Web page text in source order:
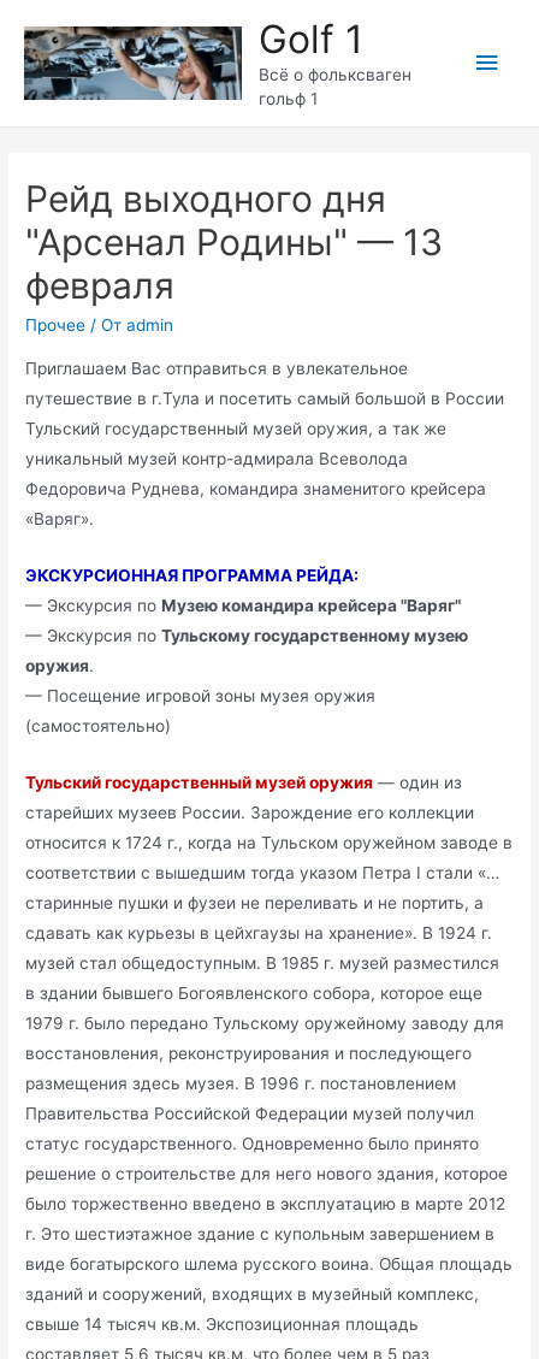
содержимому
Golf 1
Всё о фольксваген
гольф 1
Рейд выходного дня
"Арсенал Родины" — 13
февраля
Прочее / От admin
Приглашаем Вас отправиться в увлекательное
путешествие в г.Тула и посетить самый большой в России
Тульский государственный музей оружия, а так же
уникальный музей контр-адмирала Всеволода
Федоровича Руднева, командира знаменитого крейсера
«Варяг».
ЭКСКУРСИОННАЯ ПРОГРАММА РЕЙДА:
— Экскурсия поМузею командира крейсера "Варяг"
— Экскурсия поТульскому государственному музею
оружия.
— Посещение игровой зоны музея оружия
(самостоятельно)
Тульский государственный музей оружия — один из
старейших музеев России. Зарождение его коллекции
относится к 1724 г., когда на Тульском оружейном заводе в
соответствии с вышедшим тогда указом Петра I стали «…
старинные пушки и фузеи не переливать и не портить, а
сдавать как курьезы в цейхгаузы на хранение». В 1924 г.
музей стал общедоступным. В 1985 г. музей разместился
в здании бывшего Богоявленского собора, которое еще
1979 г. было передано Тульскому оружейному заводу для
восстановления, реконструирования и последующего
размещения здесь музея. В 1996 г. постановлением
Правительства Российской Федерации музей получил
статус государственного. Одновременно было принято
решение о строительстве для него нового здания, которое
было торжественно введено в эксплуатацию в марте 2012
г. Это шестиэтажное здание с купольным завершением в
виде богатырского шлема русского воина. Общая площадь
зданий и сооружений, входящих в музейный комплекс,
свыше 14 тысяч кв.м. Экспозиционная площадь
составляет 5,6 тысяч кв.м, что более чем в 5 раз